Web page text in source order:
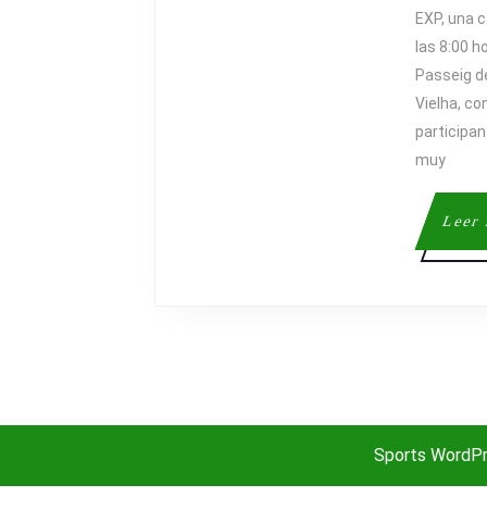
EXP, una
las 8:00
Passeig
Vielha,
muy
Leer
Sports